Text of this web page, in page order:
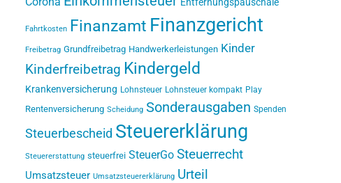
Fahrtkosten Finanzamt Finanzgericht
Freibetrag Grundfreibetrag Handwerkerleistungen Kinder
Kinderfreibetrag Kindergeld
Krankenversicherung Lohnsteuer Lohnsteuer kompakt Play
Rentenversicherung Scheidung Sonderausgaben Spenden
Steuerbescheid Steuererklärung
Steuererstattung steuerfrei SteuerGo Steuerrecht
Umsatzsteuer Umsatzsteuererklärung Urteil